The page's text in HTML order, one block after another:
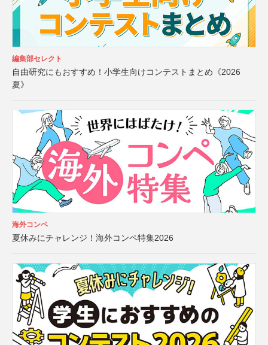
編集部セレクト
自由研究にもおすすめ！小学生向けコンテストまとめ《2026
夏》
海外コンペ
夏休みにチャレンジ！海外コンペ特集2026